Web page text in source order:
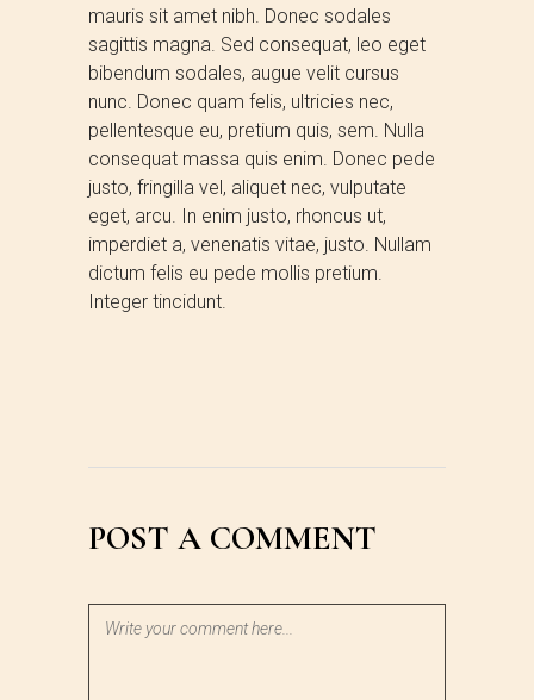
mauris sit amet nibh. Donec sodales
sagittis magna. Sed consequat, leo eget
bibendum sodales, augue velit cursus
nunc. Donec quam felis, ultricies nec,
pellentesque eu, pretium quis, sem. Nulla
consequat massa quis enim. Donec pede
justo, fringilla vel, aliquet nec, vulputate
eget, arcu. In enim justo, rhoncus ut,
imperdiet a, venenatis vitae, justo. Nullam
dictum felis eu pede mollis pretium.
Integer tincidunt.
POST A COMMENT